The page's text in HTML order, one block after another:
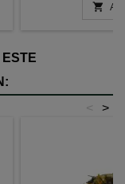
saludables y

>
<